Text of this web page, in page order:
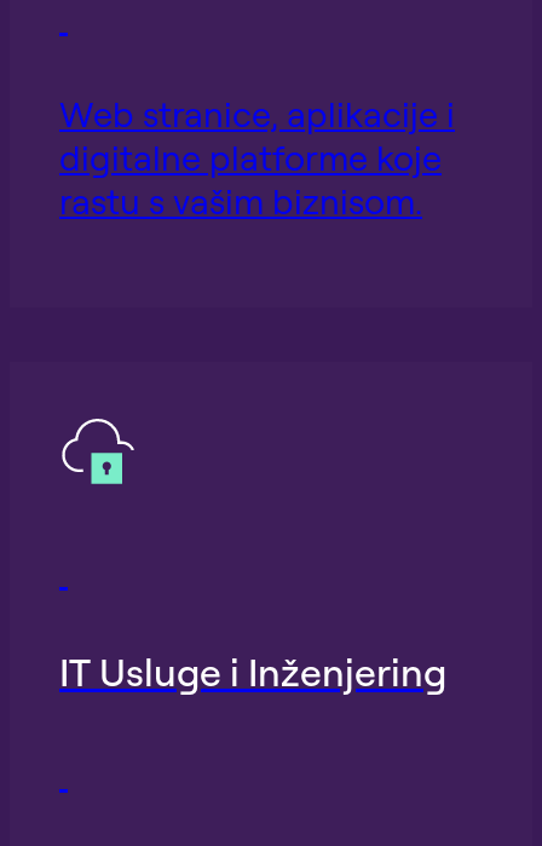
Web stranice, aplikacije i
digitalne platforme koje
rastu s vašim biznisom.
IT Usluge i Inženjering